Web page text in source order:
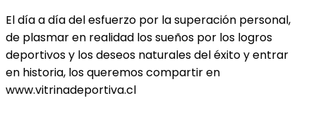
El día a día del esfuerzo por la superación personal,
de plasmar en realidad los sueños por los logros
deportivos y los deseos naturales del éxito y entrar
en historia, los queremos compartir en
www.vitrinadeportiva.cl